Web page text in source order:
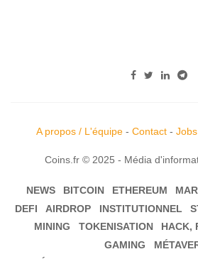
A propos / L'équipe- Contact- Jobs
Coins.fr © 2025 - Média
NEWS BITCOIN ETHEREUM
DEFI
AIRDROP INSTITUTIONNEL
MINING
TOKENISATION
HACK,
GAMING